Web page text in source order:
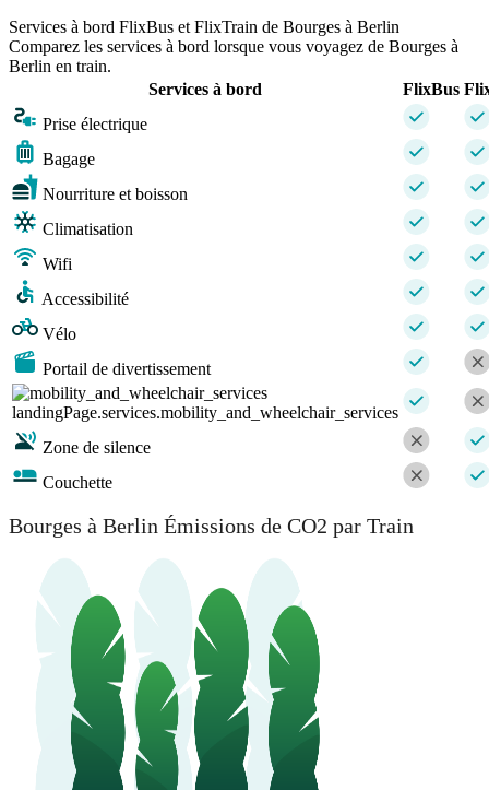
Services à bord FlixBus et FlixTrain de Bourges à Berlin
Comparez les services à bord lorsque vous voyagez de Bourges à
Berlin en train.
Services à bord
FlixBus
Prise électrique
Bagage
Nourriture et boisson
Climatisation
Wifi
Accessibilité
Vélo
Portail de divertissement
landingPage.services.mobility_and_wheelchair_services
Zone de silence
Couchette
Bourges à Berlin Émissions de CO2 par Train